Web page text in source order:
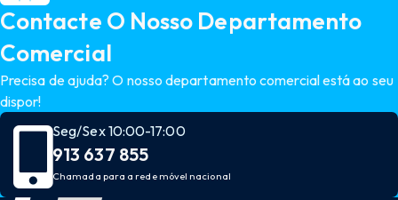
Contacte O Nosso Departamento
Comercial
Precisa de ajuda? O nosso departamento comercial está ao seu
dispor!
Seg/Sex 10:00-17:00
913 637 855
Chamada para a rede móvel nacional